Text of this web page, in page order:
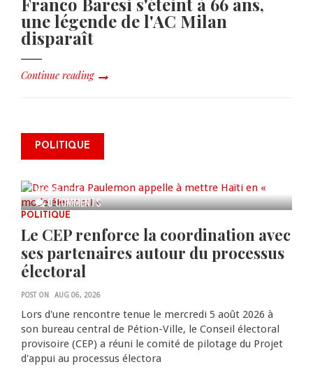
une légende de l'AC Milan
disparaît
Continue reading
POLITIQUE
0 COMMENTS
mettre Haïti en « mode électoral
» à travers une vaste campagne
AUG 06, 2026
POLITIQUE
Le CEP renforce la coordination avec
ses partenaires autour du processus
électoral
POST ON AUG 06, 2026
Lors d'une rencontre tenue le mercredi 5 août 2026 à
son bureau central de Pétion-Ville, le Conseil électoral
provisoire (CEP) a réuni le comité de pilotage du Projet
d'appui au processus électora